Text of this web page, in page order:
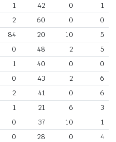
1 42 0
1
2 60 0
0
84 20 10
5
0 48 2
5
1 40 0
0
0 43 2
6
2 41 0
6
1 21 6
3
0 37 10
1
0 28 0
4